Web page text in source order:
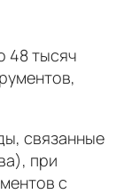
48 тысяч
связанные
при
с